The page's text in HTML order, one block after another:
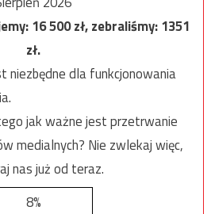
16 500zł, zebraliśmy:1351
zł.
dla funkcjonowania
jak ważne jest przetrwanie
medialnych? Nie zwlekaj więc,
nas już od teraz.
8%